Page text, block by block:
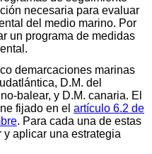
necesaria para evaluar
del medio marino. Por
un programa de medidas
demarcaciones marinas
D.M. del
balear, y D.M. canaria. El
fijado en el artículo 6.2 de
. Para cada una de estas
aplicar una estrategia